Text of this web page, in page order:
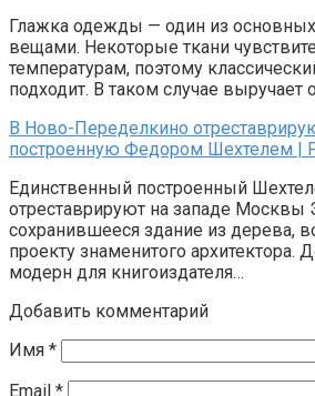
Глажка одежды — один из основных
вещами. Некоторые ткани
температурам, поэтому
подходит. В таком случае выручает
В Ново-Переделкино
построенную Федором Шехтелем |
Единственный построенный
отреставрируют на западе Москвы
сохранившееся здание из дерева,
проекту знаменитого архитектора.
модерн для книгоиздателя…
Добавить комментарий
Имя *
Email *